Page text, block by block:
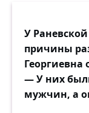
У
причины
Георгиевна
— У них
мужчин, а